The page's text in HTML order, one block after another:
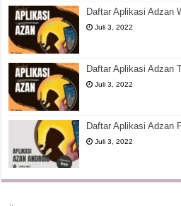
Daftar Aplikasi Adzan
Juli 3, 2022
Daftar Aplikasi Adzan
Juli 3, 2022
Daftar Aplikasi Adzan
Juli 3, 2022